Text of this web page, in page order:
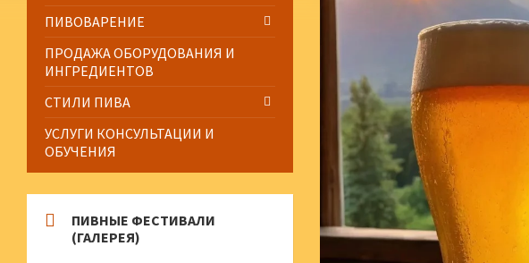
ПИВОВАРЕНИЕ
ПРОДАЖА ОБОРУДОВАНИЯ И
ИНГРЕДИЕНТОВ
СТИЛИ ПИВА
УСЛУГИ КОНСУЛЬТАЦИИ И
ОБУЧЕНИЯ
ПИВНЫЕ ФЕСТИВАЛИ
(ГАЛЕРЕЯ)